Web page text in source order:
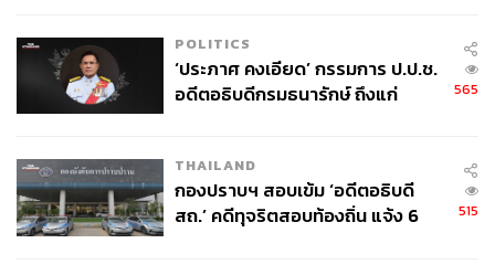
POLITICS
‘ประภาศ คงเอียด’ กรรมการ ป.ป.ช.
อดีตอธิบดีกรมธนารักษ์ ถึงแก่
565
THAILAND
กองปราบฯ สอบเข้ม ‘อดีตอธิบดี
สถ.’ คดีทุจริตสอบท้องถิ่น แจ้ง 6
515